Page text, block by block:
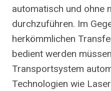
automatisch und ohne
durchzuführen. Im
herkömmlichen
bedient werden
Transportsystem
Technologien wie